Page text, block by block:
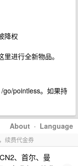
降权
进行全新物品。
go/pointless。如果持
About · Language
续费代金券
、首尔、曼